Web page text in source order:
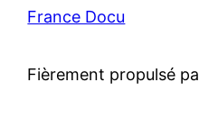
France Docu
Fièrement propulsé